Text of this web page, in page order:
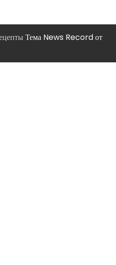
Тема News Record от